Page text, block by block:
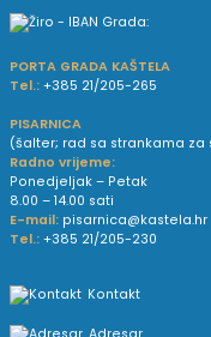
PORTA GRADA KAŠTELA
Tel.: +385 21/205-265
PISARNICA
(šalter; rad sa strankama
Radno vrijeme:
Ponedjeljak – Petak
8.00 – 14.00 sati
E-mail: pisarnica@kastela.hr
Tel.: +385 21/205-230
Kontakt